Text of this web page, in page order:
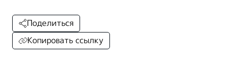
Поделиться
Копировать ссылку